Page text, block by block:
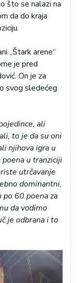
što se nalazi na
da do kraja
„Štark arene“
je pred
On je za
svog sledećeg
ali
to je da su oni
njihova igra u
u tranziciji
utrčavanje
dominantni,
po 60 poena za
da vodimo
je odbrana i to